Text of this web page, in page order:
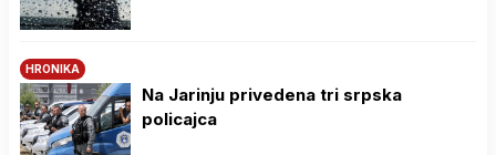
HRONIKA
Na Јarinju privedena tri srpska
policajca